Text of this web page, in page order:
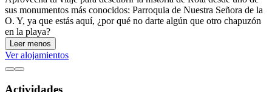
sus monumentos más conocidos: Parroquia de Nuestra Señora de la
O. Y, ya que estás aquí, ¿por qué no darte algún que otro chapuzón
en la playa?
Leer menos
Ver alojamientos
Actividades